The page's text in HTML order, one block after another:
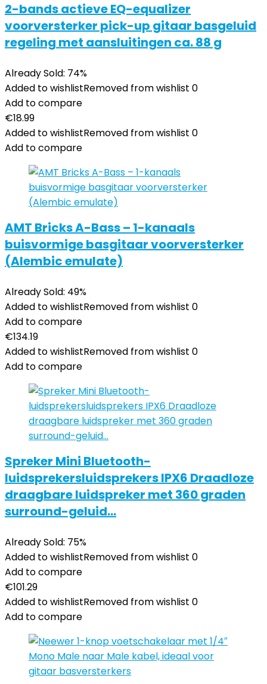
2-bands actieve EQ-equalizer
voorversterker pick-up gitaar basgeluid
regeling met aansluitingen ca. 88 g
Already Sold: 74%
Added to wishlistRemoved from wishlist 0
Add to compare
€18.99
Added to wishlistRemoved from wishlist 0
Add to compare
AMT Bricks A-Bass – 1-kanaals
buisvormige basgitaar voorversterker
(Alembic emulate)
Already Sold: 49%
Added to wishlistRemoved from wishlist 0
Add to compare
€134.19
Added to wishlistRemoved from wishlist 0
Add to compare
Spreker Mini Bluetooth-
luidsprekersluidsprekers IPX6 Draadloze
draagbare luidspreker met 360 graden
surround-geluid…
Already Sold: 75%
Added to wishlistRemoved from wishlist 0
Add to compare
€101.29
Added to wishlistRemoved from wishlist 0
Add to compare